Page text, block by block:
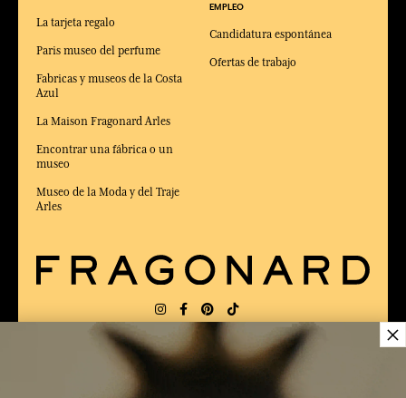
La tarjeta regalo
Paris museo del perfume
Fabricas y museos de la Costa
Azul
La Maison Fragonard Arles
Encontrar una fábrica o un
museo
Museo de la Moda y del Traje
Arles
EMPLEO
Candidatura espontánea
Ofertas de trabajo
FR IDIOMA: ES
×